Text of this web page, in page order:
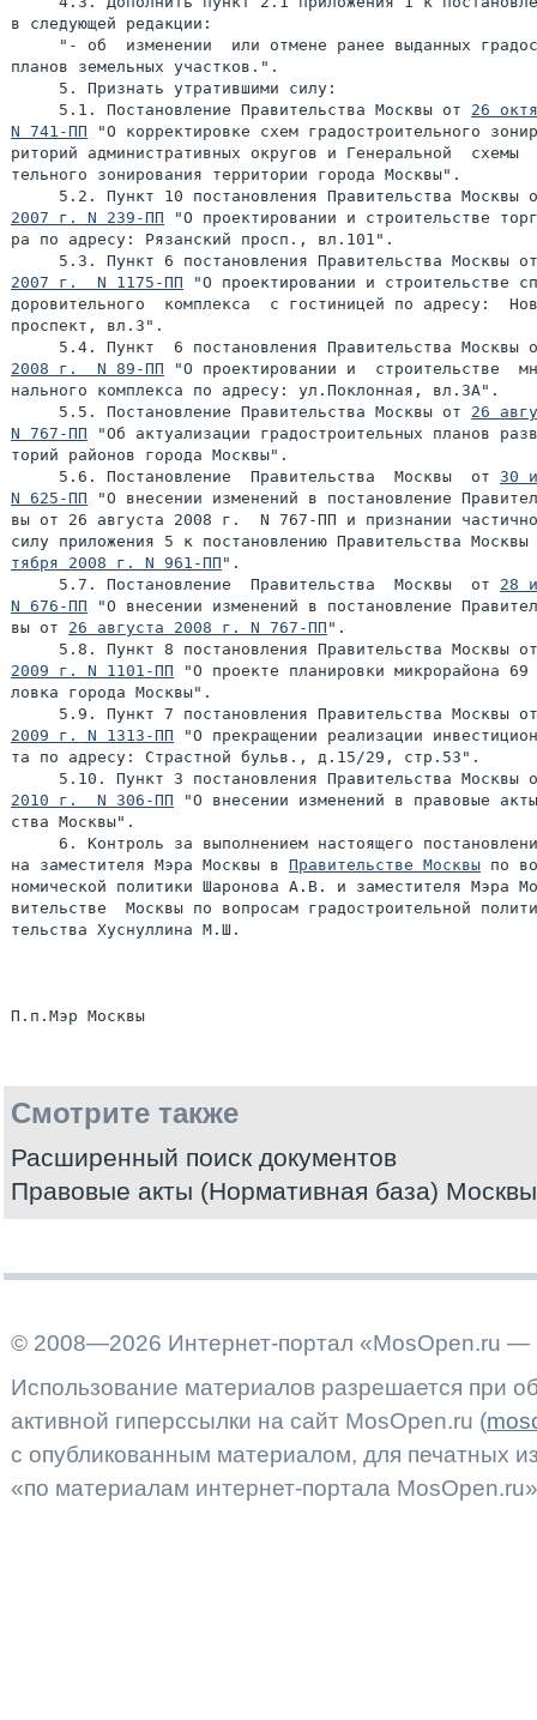
в следующей редакции:
"- об  изменении  или отмене ранее выданных
планов земельных участков.".
     5. Признать утратившими силу:
     5.1. Постановление Правительства Москвы от
26
N 741-ПП "О корректировке схем градостроительного
риторий административных округов и Генеральной  схемы
тельного зонирования территории города Москвы".
5.2. Пункт 10 постановления Правительства Москвы
2007 г. N 239-ПП "О проектировании и строительстве
ра по адресу: Рязанский просп., вл.101".
5.3. Пункт 6 постановления Правительства Москвы
2007 г.  N 1175-ПП "О проектировании и строительстве
доровительного  комплекса  с гостиницей по адресу:
проспект, вл.3".
5.4. Пункт  6 постановления Правительства Москвы
2008 г.  N 89-ПП "О проектировании и  строительстве
нального комплекса по адресу: ул.Поклонная, вл.3А".
     5.5. Постановление Правительства Москвы от
26
N 767-ПП "Об актуализации градостроительных планов
торий районов города Москвы".
     5.6. Постановление  Правительства  Москвы  от
30
N 625-ПП "О внесении изменений в постановление
вы от 26 августа 2008 г.  N 767-ПП и признании
силу приложения 5 к постановлению Правительства
тября 2008 г. N 961-ПП ".
     5.7. Постановление  Правительства  Москвы  от
28
N 676-ПП "О внесении изменений в постановление
вы от 26 августа 2008 г. N 767-ПП ".
5.8. Пункт 8 постановления Правительства Москвы
2009 г. N 1101-ПП "О проекте планировки микрорайона
ловка города Москвы".
5.9. Пункт 7 постановления Правительства Москвы
2009 г. N 1313-ПП "О прекращении реализации
та по адресу: Страстной бульв., д.15/29, стр.53".
5.10. Пункт 3 постановления Правительства Москвы
2010 г.  N 306-ПП "О внесении изменений в правовые
ства Москвы".
6. Контроль за выполнением настоящего
на заместителя Мэра Москвы в Правительстве Москвы по
номической политики Шаронова А.В. и заместителя Мэра
вительстве  Москвы по вопросам градостроительной
тельства Хуснуллина М.Ш.
Смотрите также
Расширенный поиск документов
Правовые акты (Нормативная база) Москвы
© 2008—2026 Интернет-портал «MosOpen.ru —
Использование материалов разрешается при
активной гиперссылки на сайт MosOpen.ru (
с опубликованным материалом, для печатных
«по материалам интернет-портала